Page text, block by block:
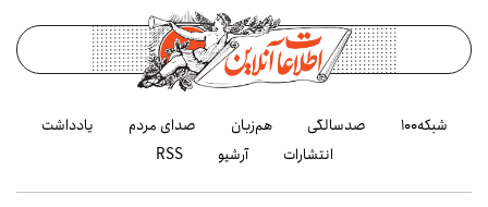
شبکه۱۰۰ صدسالگی هم‌زبان صدای مردم
یادداشت
انتشارات
آرشیو RSS